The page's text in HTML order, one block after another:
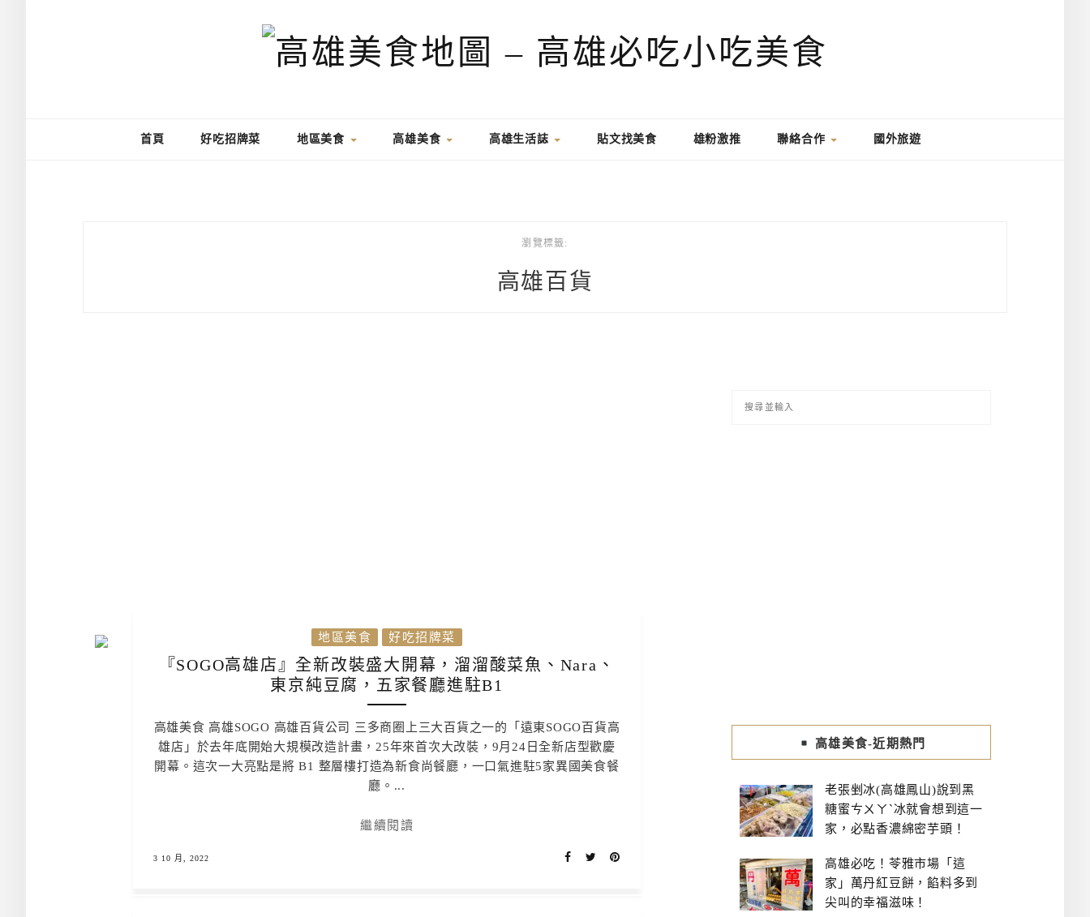
首頁 好吃招牌菜 地區美食 高雄美食 高雄生活誌 貼文找美食 雄粉激推 聯絡合作 國外旅遊
瀏覽標籤:
高雄百貨
地區美食 好吃招牌菜
『SOGO高雄店』全新改裝盛大開幕，溜溜酸菜魚、Nara、
東京純豆腐，五家餐廳進駐B1
高雄美食 高雄SOGO 高雄百貨公司 三多商圈上三大百貨之一的「遠東SOGO百貨高
雄店」於去年底開始大規模改造計畫，25年來首次大改裝，9月24日全新店型歡慶
開幕。這次一大亮點是將 B1 整層樓打造為新食尚餐廳，一口氣進駐5家異國美食餐
廳。...
繼續閱讀
3 10 月, 2022
高雄美食-近期熱門
老張剉冰(高雄鳳山)說到黑
糖蜜ㄘㄨㄚˋ冰就會想到這一
家，必點香濃綿密芋頭！
高雄必吃！苓雅市場「這
家」萬丹紅豆餅，餡料多到
尖叫的幸福滋味！